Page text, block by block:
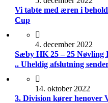
Vi tabte med æren i
Cup
4. december 2022
Sæby HK 25 – 25 Nøvling
.. Uheldig afslutning
14. oktober 2022
3. Division kører henover